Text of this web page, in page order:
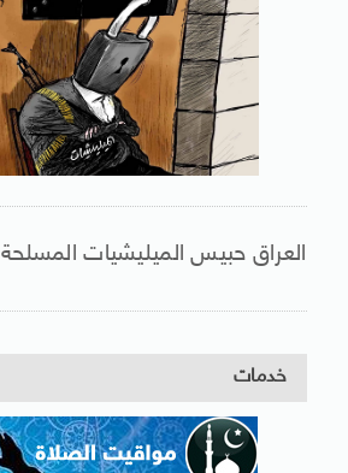
العراق حبيس الميليشيات المسلحة
خدمات